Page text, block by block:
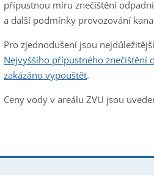
přípustnou míru znečištění
a další podmínky provozování
Pro zjednodušení jsou
Nejvyššího přípustného znečištění
zakázáno vypouštět.
Ceny vody v areálu ZVU jsou